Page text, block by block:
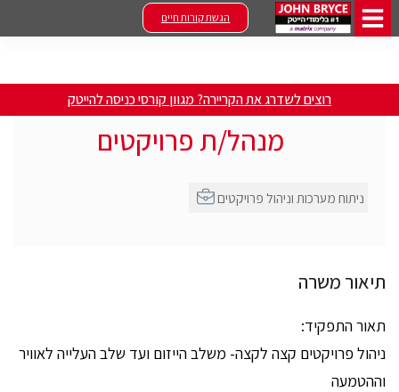
הגשת קורות חיים
רוצים לשדרג את הקריירה? מגוון קורסי כניסה להייטק
מנהל/ת פרויקטים
תיאור משרה
תאור התפקיד:
ניהול פרויקטים קצה לקצה- משלב הייזום ועד שלב העלייה לאוויר
וההטמעה